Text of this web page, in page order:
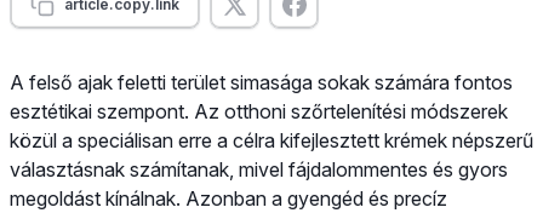
article.copy.link
A felső ajak feletti terület simasága sokak számára fontos
esztétikai szempont. Az otthoni szőrtelenítési módszerek
közül a speciálisan erre a célra kifejlesztett krémek népszerű
választásnak számítanak, mivel fájdalommentes és gyors
megoldást kínálnak. Azonban a gyengéd és precíz